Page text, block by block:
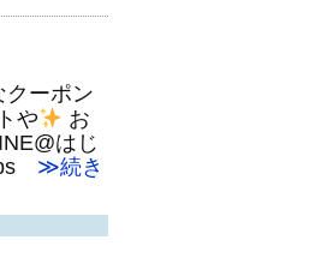
クーポン
や
お
はじ
≫続き